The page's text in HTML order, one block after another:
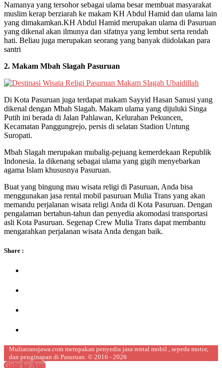
Namanya yang tersohor sebagai ulama besar membuat masyarakat
muslim kerap berziarah ke makam KH Abdul Hamid dan ulama lain
yang dimakamkan.KH Abdul Hamid merupakan ulama di Pasuruan
yang dikenal akan ilmunya dan sifatnya yang lembut serta rendah
hati. Beliau juga merupakan seorang yang banyak diidolakan para
santri
2. Makam Mbah Slagah Pasuruan
Di Kota Pasuruan juga terdapat makam Sayyid Hasan Sanusi yang
dikenal dengan Mbah Slagah. Makam ulama yang dijuluki Singa
Putih ini berada di Jalan Pahlawan, Kelurahan Pekuncen,
Kecamatan Panggungrejo, persis di selatan Stadion Untung
Suropati.
Mbah Slagah merupakan mubalig-pejuang kemerdekaan Republik
Indonesia. Ia dikenang sebagai ulama yang gigih menyebarkan
agama Islam khususnya Pasuruan.
Buat yang bingung mau wisata religi di Pasuruan, Anda bisa
menggunakan jasa rental mobil pasuruan Mulia Trans yang akan
memandu perjalanan wisata religi Anda di Kota Pasuruan. Dengan
pengalaman bertahun-tahun dan penyedia akomodasi transportasi
asli Kota Pasuruan. Segenap Crew Mulia Trans dapat membantu
mengarahkan perjalanan wisata Anda dengan baik.
Share :
Muliatransjawa.com merupakan penyedia jasa rental mobil , sepeda motor,
dan penginapan di Pasuruan. © 2016 - 2026
Gulir ke Atas